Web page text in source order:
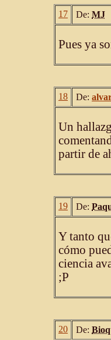
17 De: MJ
Pues ya
18 De:
Un
partir de
19 De:
Y tanto
cómo
ciencia
;P
20 De: